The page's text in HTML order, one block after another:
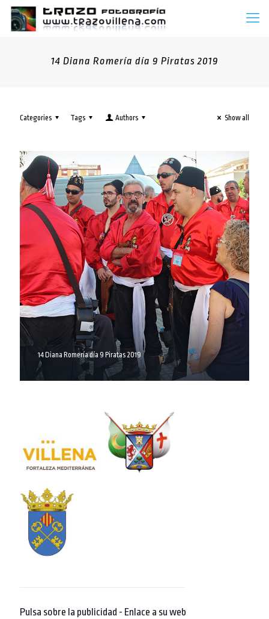
14 Diana Romería día 9 Piratas 2019
Categories Tags Authors Show all
14 Diana Romería día 9 Piratas 2019
Pulsa sobre la publicidad - Enlace a su web